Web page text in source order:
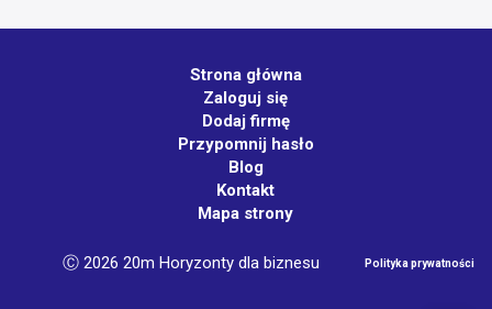
Strona główna
Zaloguj się
Dodaj firmę
Przypomnij hasło
Blog
Kontakt
Mapa strony
Ⓒ 2026 20m Horyzonty dla biznesu Polityka prywatności